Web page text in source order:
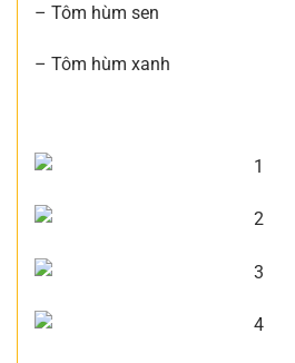
– Tôm hùm sen
– Tôm hùm xanh